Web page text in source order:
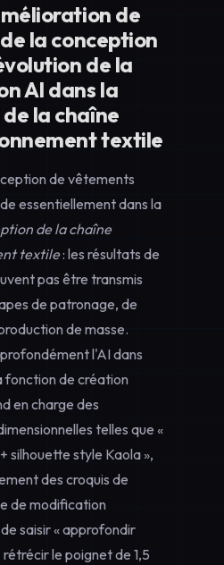
de
la conception
de la
AI dans la
la chaîne
textile
de vêtements
essentiellement dans la
de la chaîne
textile: les résultats de
pas être transmis
de patronage, de
de masse.
l'AI dans
fonction de création
en charge des
telles que «
silhouette style Kaola »,
des croquis de
de modification
saisir « approfondir
le poignet de 1,5